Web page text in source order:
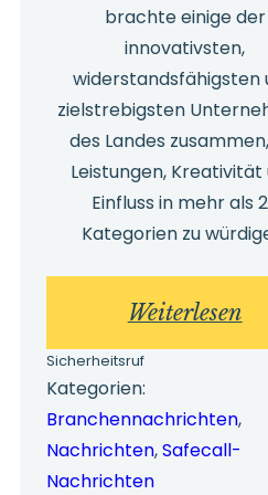
brachte einige der
innovativsten,
widerstandsfähigsten
zielstrebigsten
des Landes
Leistungen, Kreativität
Einfluss in mehr als
Kategorien zu
Weiterlesen:
Sicherheitsruf
Kategorien:
Branchennachrichten
Nachrichten, Safecall-
Nachrichten